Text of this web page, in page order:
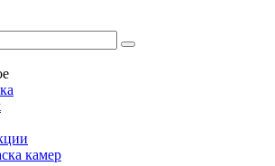
камер